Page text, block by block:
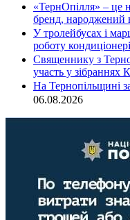
«ТернОпілля» – це
бренд, народжений
У тролейбусах і
роботу
Священнику з
участь у зібраннях
На Тернопільщині
06.08.2026